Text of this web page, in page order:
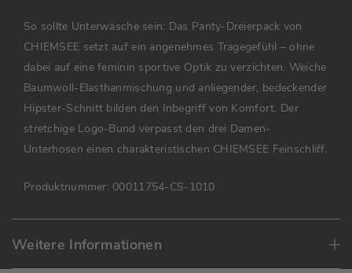
So sollte Unterwäsche sein: Das Panty-Dreierpack von
CHIEMSEE setzt auf ein angenehmes Tragegefühl – ohne
dabei auf eine feminin sportive Optik zu verzichten. Weiche
Baumwoll-Elasthanmischung und anliegender, bedeckender
Hipster-Schnitt bilden den Inbegriff von Komfort. Der
stretchige Logo-Bund verpasst den drei Damen-
Unterhosen einen charakteristischen CHIEMSEE Feinschliff.
Produktnummer: 00011754-CS-1010
Weitere Informationen